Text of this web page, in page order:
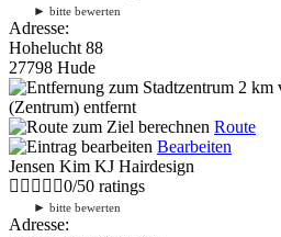
► bitte bewerten
Adresse:
Hohelucht 88
27798 Hude
2 km
(Zentrum) entfernt
Route
Bearbeiten
Jensen Kim KJ Hairdesign
0/50 ratings
► bitte bewerten
Adresse: